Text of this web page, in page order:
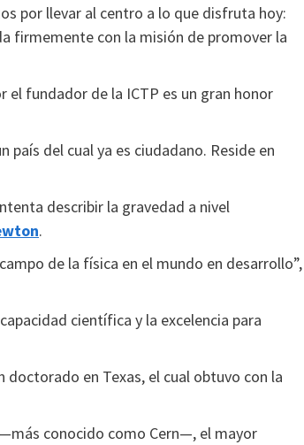
por llevar al centro a lo que disfruta hoy:
firmemente con la misión de promover la
fundador de la ICTP es un gran honor
del cual ya es ciudadano. Reside en
describir la gravedad a nivel
.
de la física en el mundo en desarrollo”,
científica y la excelencia para
doctorado en Texas, el cual obtuvo con la
conocido como Cern—, el mayor